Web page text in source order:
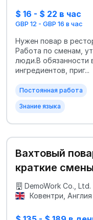
$ 16 - $ 22 в час
GBP 12 - GBP 16 в час
Нужен повар в
Работа по сменам,
люди.В обязанности
ингредиентов, приг...
Постоянная работа
Знание языка
Вахтовый
краткие
DemoWork Co., Ltd.
Ковентри, Англия